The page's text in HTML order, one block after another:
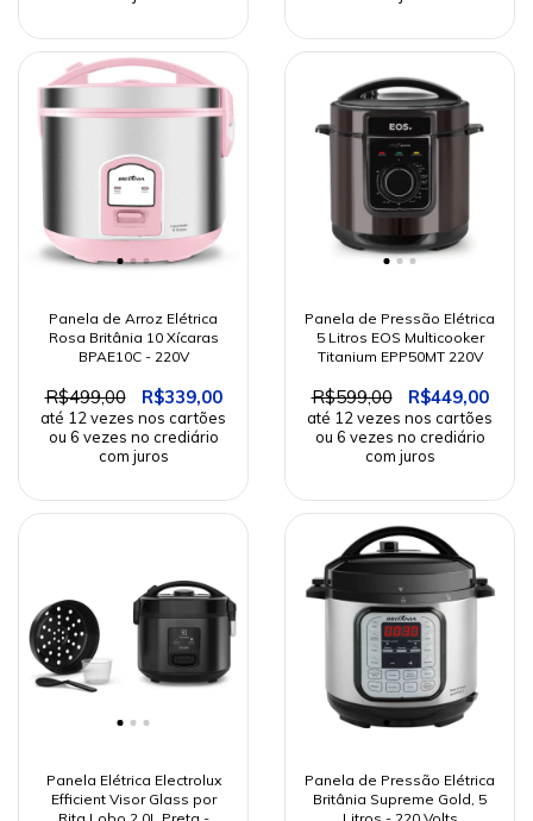
Panela de Arroz Elétrica
Rosa Britânia 10 Xícaras
BPAE10C - 220V
R$499,00 R$339,00
Panela de Pressão Elétrica
5 Litros EOS Multicooker
Titanium EPP50MT 220V
R$599,00 R$449,00
Panela Elétrica Electrolux
Efficient Visor Glass por
Panela de Pressão Elétrica
Britânia Supreme Gold, 5